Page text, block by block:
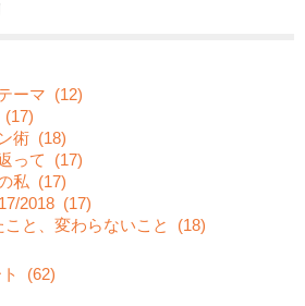
ーマ (12)
(17)
術 (18)
って
(17)
私 (17)
2018 (17)
と、変わらないこと
(18)
(62)